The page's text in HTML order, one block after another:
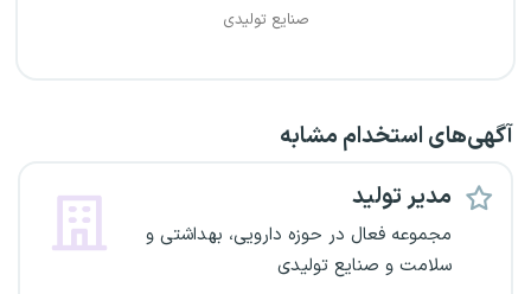
صنایع تولیدی
آگهی‌های استخدام مشابه
مدیر تولید
مجموعه فعال در حوزه دارویی، بهداشتی و
سلامت و صنایع تولیدی